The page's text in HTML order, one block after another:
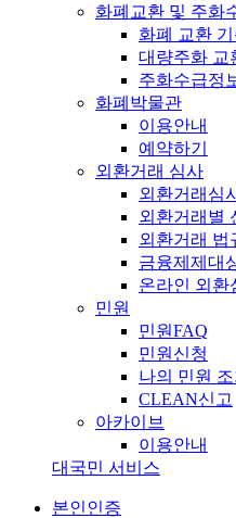
화폐교환 및 주화
화폐 교환
대량주화 교
주화수급정
화폐박물관
이용안내
예약하기
외환거래 심사
외환거래심
외환거래별
외환거래 법
금융제제대
온라인 외환
민원
민원FAQ
민원신청
나의 민원 조
CLEAN신고
아카이브
이용안내
대국민 서비스
본인인증